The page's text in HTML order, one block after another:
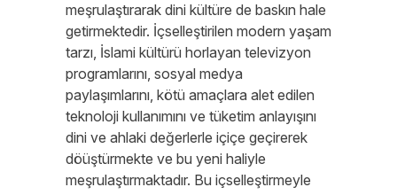
meşrulaştırarak dini kültüre de baskın hale
getirmektedir. İçselleştirilen modern yaşam
tarzı, İslami kültürü horlayan televizyon
programlarını, sosyal medya
paylaşımlarını, kötü amaçlara alet edilen
teknoloji kullanımını ve tüketim anlayışını
dini ve ahlaki değerlerle içiçe geçirerek
döüştürmekte ve bu yeni haliyle
meşrulaştırmaktadır. Bu içselleştirmeyle